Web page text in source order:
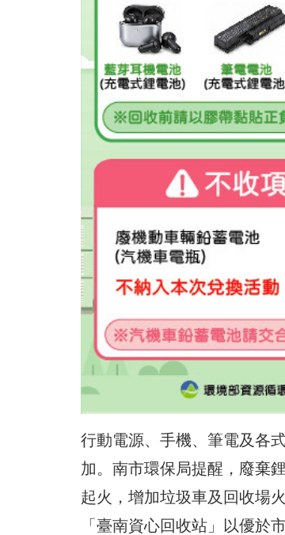
行動電源、手機、筆電及各
加。南市環保局提醒，廢棄
起火，增加垃圾車及回收場
「臺南資心回收站」以優於